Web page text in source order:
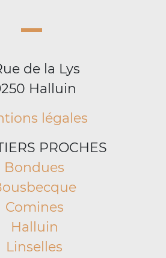
de la Lys
Halluin
légales
PROCHES
Bondues
Comines
Halluin
Linselles